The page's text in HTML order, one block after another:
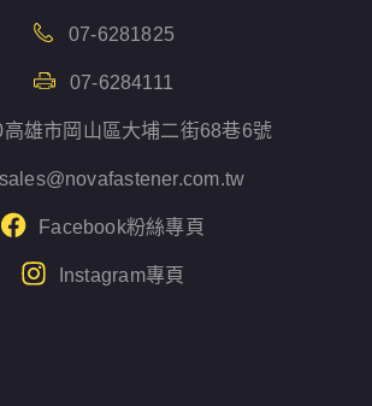
07-6281825
07-6284111
高雄市岡山區大埔二街68巷6號
sales@novafastener.com.tw
Facebook粉絲專頁
Instagram專頁